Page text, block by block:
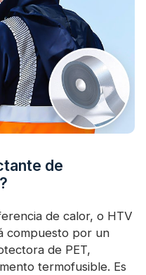
de
de calor, o HTV
compuesto por un
de PET,
termofusible. Es